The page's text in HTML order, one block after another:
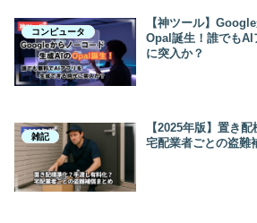
コンピュータ
【神ツール】
Opal誕生！誰でもAI
に突入か？
雑記
【2025年版】置き
宅配業者ごとの盗難